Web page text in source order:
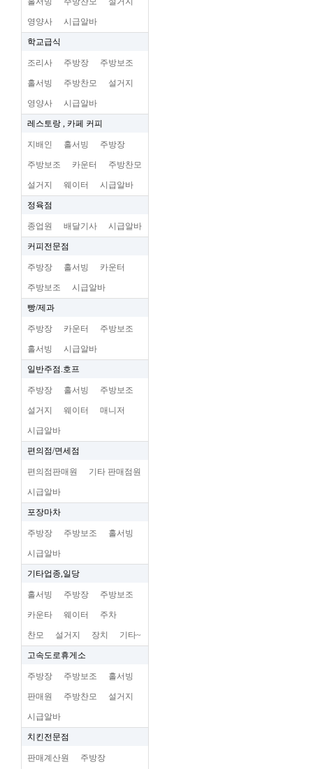
영양사 시급알바
학교급식
조리사 주방장 주방보조
홀서빙 주방찬모 설거지
영양사 시급알바
레스토랑 , 카페 커피
지배인 홀서빙 주방장
주방보조 카운터 주방찬모
설거지 웨이터 시급알바
정육점
종업원 배달기사 시급알바
커피전문점
주방장 홀서빙 카운터
주방보조 시급알바
빵/제과
주방장 카운터 주방보조
홀서빙 시급알바
일반주점.호프
주방장 홀서빙 주방보조
설거지 웨이터 매니저
시급알바
편의점/면세점
편의점판매원 기타 판매점원
시급알바
포장마차
주방장 주방보조 홀서빙
시급알바
기타업종,일당
홀서빙 주방장 주방보조
카운타 웨이터 주차
찬모 설거지 장치 기타~
고속도로휴게소
주방장 주방보조 홀서빙
판매원 주방찬모 설거지
시급알바
치킨전문점
판매계산원 주방장